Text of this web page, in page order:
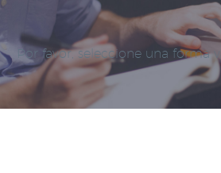
Por favor, seleccione una forma